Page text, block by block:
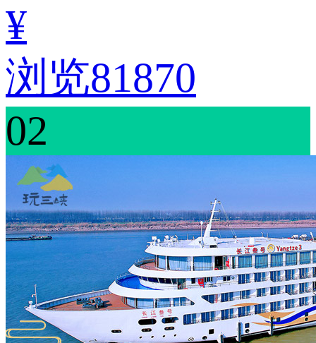
¥
浏览81870
02